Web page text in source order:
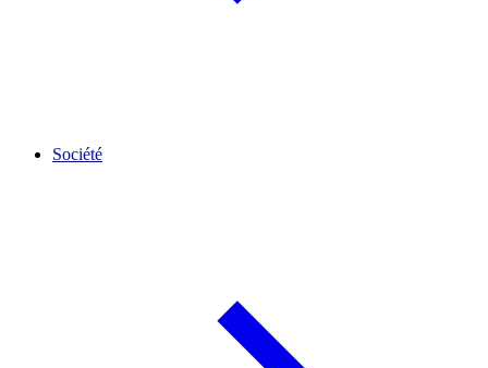
Société